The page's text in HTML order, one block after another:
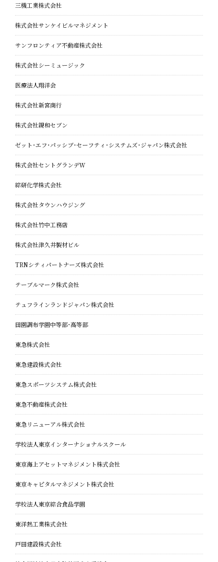
三機工業株式会社
株式会社サンケイビルマネジメント
サンフロンティア不動産株式会社
株式会社シーミュージック
医療法人翔洋会
株式会社新宮商行
株式会社親和セブン
ゼット・エフ・パッシブ・セーフティ・システムズ・ジャパン株式会社
株式会社セントグランデＷ
綜研化学株式会社
株式会社タウンハウジング
株式会社竹中工務店
株式会社津久井製材ビル
TRNシティパートナーズ株式会社
テーブルマーク株式会社
テュフラインランドジャパン株式会社
田園調布学園中等部・高等部
東急株式会社
東急建設株式会社
東急スポーツシステム株式会社
東急不動産株式会社
東急リニューアル株式会社
学校法人東京インターナショナルスクール
東京海上アセットマネジメント株式会社
東京キャピタルマネジメント株式会社
学校法人東京綜合食品学園
東洋熱工業株式会社
戸田建設株式会社